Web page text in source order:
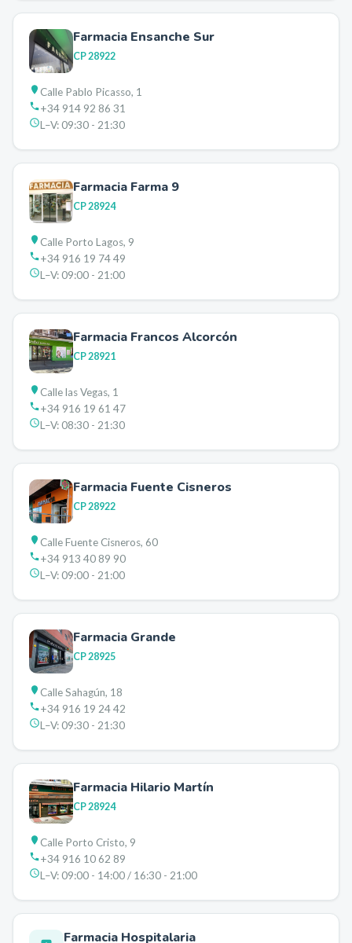
Farmacia Ensanche Sur
CP28922
Calle Pablo Picasso, 1
+34 914 92 86 31
L–V:09:30 - 21:30
Farmacia Farma 9
CP28924
Calle Porto Lagos, 9
+34 916 19 74 49
L–V:09:00 - 21:00
Farmacia Francos Alcorcón
CP28921
Calle las Vegas, 1
+34 916 19 61 47
L–V:08:30 - 21:30
Farmacia Fuente Cisneros
CP28922
Calle Fuente Cisneros, 60
+34 913 40 89 90
L–V:09:00 - 21:00
Farmacia Grande
CP28925
Calle Sahagún, 18
+34 916 19 24 42
L–V:09:30 - 21:30
Farmacia Hilario Martín
CP28924
Calle Porto Cristo, 9
+34 916 10 62 89
L–V:09:00 - 14:00 / 16:30 - 21:00
Farmacia Hospitalaria